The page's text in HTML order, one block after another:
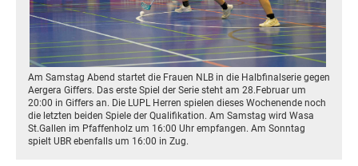
Am Samstag Abend startet die Frauen NLB in die Halbfinalserie gegen
Aergera Giffers. Das erste Spiel der Serie steht am 28.Februar um
20:00 in Giffers an. Die LUPL Herren spielen dieses Wochenende noch
die letzten beiden Spiele der Qualifikation. Am Samstag wird Wasa
St.Gallen im Pfaffenholz um 16:00 Uhr empfangen. Am Sonntag
spielt UBR ebenfalls um 16:00 in Zug.